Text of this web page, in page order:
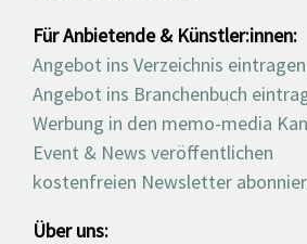
Für Anbietende & Künstler:innen:
Angebot ins Verzeichnis eintragen
Angebot ins Branchenbuch
Werbung in den memo-media
Event & News veröffentlichen
kostenfreien Newsletter
Über uns: